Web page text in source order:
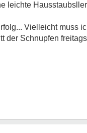
leichte
Vielleicht muss
der Schnupfen